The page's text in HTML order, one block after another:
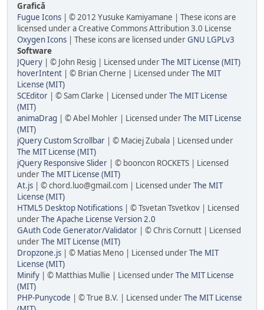
Grafică
Fugue Icons | © 2012 Yusuke Kamiyamane | These icons are
licensed under a Creative Commons Attribution 3.0 License
Oxygen Icons | These icons are licensed underGNU LGPLv3
Software
JQuery | © John Resig | Licensed underThe MIT License (MIT)
hoverIntent | © Brian Cherne | Licensed underThe MIT
License (MIT)
SCEditor | © Sam Clarke | Licensed underThe MIT License
(MIT)
animaDrag | © Abel Mohler | Licensed underThe MIT License
(MIT)
jQuery Custom Scrollbar | © Maciej Zubala | Licensed under
The MIT License (MIT)
jQuery Responsive Slider | © booncon ROCKETS | Licensed
underThe MIT License (MIT)
At.js | © chord.luo@gmail.com | Licensed underThe MIT
License (MIT)
HTML5 Desktop Notifications | © Tsvetan Tsvetkov | Licensed
underThe Apache License Version 2.0
GAuth Code Generator/Validator | © Chris Cornutt | Licensed
underThe MIT License (MIT)
Dropzone.js | © Matias Meno | Licensed underThe MIT
License (MIT)
Minify | © Matthias Mullie | Licensed underThe MIT License
(MIT)
PHP-Punycode | © True B.V. | Licensed underThe MIT License